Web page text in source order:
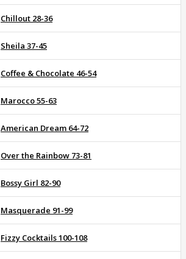
Chillout 28-36
Sheila 37-45
Coffee & Chocolate 46-54
Marocco 55-63
American Dream 64-72
Over the Rainbow 73-81
Bossy Girl 82-90
Masquerade 91-99
Fizzy Cocktails 100-108